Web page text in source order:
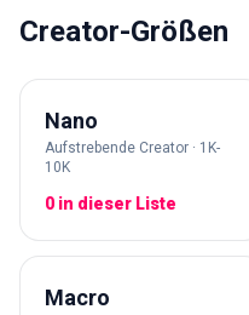
Creator-Größen
Nano
Aufstrebende Creator · 1K-
10K
0 in dieser Liste
Macro